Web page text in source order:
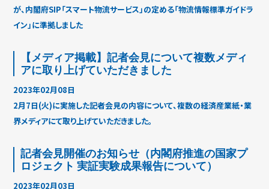
が、内閣府SIP「スマート物流サービス」の定める「物流情報標準ガイドラ
イン」に準拠しました
【メディア掲載】記者会見について複数メディ
アに取り上げていただきました
2023年02月08日
2月7日(火)に実施した記者会見の内容について、複数の経済産業紙・業
界メディアにて取り上げていただきました。
記者会見開催のお知らせ（内閣府推進の国家プ
ロジェクト 実証実験成果報告について）
2023年02月03日